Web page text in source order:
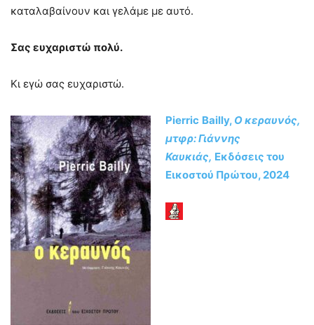
καταλαβαίνουν και γελάμε με αυτό.
Σας ευχαριστώ πολύ.
Κι εγώ σας ευχαριστώ.
Pierric Bailly, Ο κεραυνός,
μτφρ: Γιάννης
Καυκιάς, Εκδόσεις του
Εικοστού Πρώτου, 2024